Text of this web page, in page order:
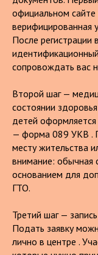
официальном сайте
верифицированная
После регистрации
сопровождать вас
Второй шаг —
состоянии
детей
— форма 089 УКВ .
месту жительства
внимание: обычная
основанием для
ГТО.
Третий шаг —
Подать заявку
лично в центре .